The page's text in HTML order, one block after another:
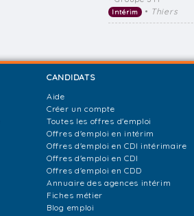
Intérim • Thiers
CANDIDATS
Aide
Créer un compte
Toutes les offres d'emploi
Offres d'emploi en intérim
Offres d'emploi en CDI intérimaire
Offres d'emploi en CDI
Offres d'emploi en CDD
Annuaire des agences intérim
Fiches métier
Blog emploi